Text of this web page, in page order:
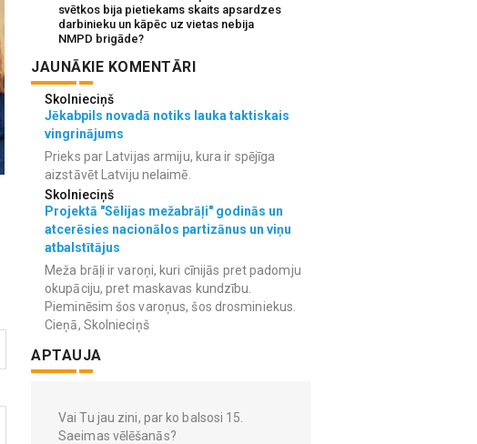
svētkos bija pietiekams skaits apsardzes
darbinieku un kāpēc uz vietas nebija
NMPD brigāde?
JAUNĀKIE KOMENTĀRI
Skolnieciņš
Jēkabpils novadā notiks lauka taktiskais
vingrinājums
Prieks par Latvijas armiju, kura ir spējīga
aizstāvēt Latviju nelaimē.
Skolnieciņš
Projektā "Sēlijas mežabrāļi" godinās un
atcerēsies nacionālos partizānus un viņu
atbalstītājus
Meža brāļi ir varoņi, kuri cīnijās pret padomju
okupāciju, pret maskavas kundzību.
Pieminēsim šos varoņus, šos drosminiekus.
Cieņā, Skolnieciņš
APTAUJA
Vai Tu jau zini, par ko balsosi 15.
Saeimas vēlēšanās?